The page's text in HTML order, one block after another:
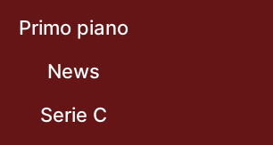
Primo piano
News
Serie C